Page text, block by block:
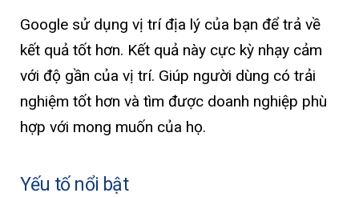
Google sử dụng vị trí địa lý của bạn để trả về
kết quả tốt hơn. Kết quả này cực kỳ nhạy cảm
với độ gần của vị trí. Giúp người dùng có trải
nghiệm tốt hơn và tìm được doanh nghiệp phù
hợp với mong muốn của họ.
Yếu tố nổi bật